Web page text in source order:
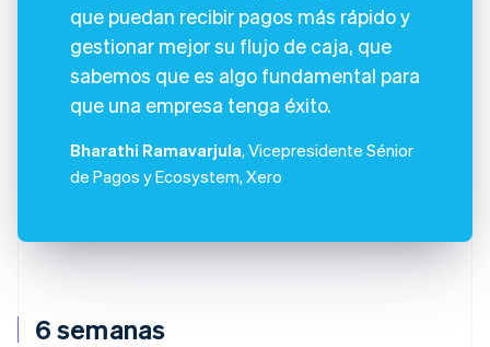
6 semanas
que puedan recibir pagos más rápido y
gestionar mejor su flujo de caja, que
sabemos que es algo fundamental para
que una empresa tenga éxito.
Bharathi Ramavarjula, Vicepresidente Sénior
de Pagos y Ecosystem, Xero